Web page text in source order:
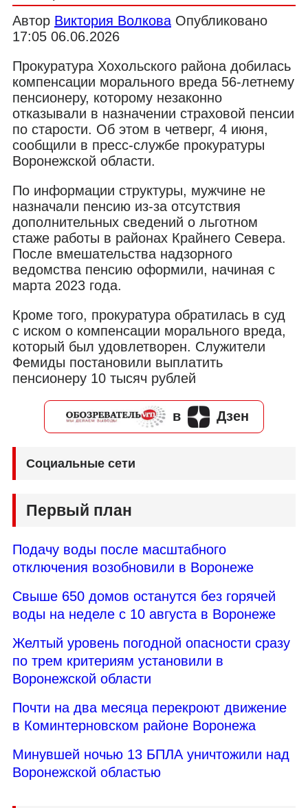
Автор Виктория Волкова Опубликовано
17:05 06.06.2026
Прокуратура Хохольского района добилась
компенсации морального вреда 56-летнему
пенсионеру, которому незаконно
отказывали в назначении страховой пенсии
по старости. Об этом в четверг, 4 июня,
сообщили в пресс-службе прокуратуры
Воронежской области.
По информации структуры, мужчине не
назначали пенсию из-за отсутствия
дополнительных сведений о льготном
стаже работы в районах Крайнего Севера.
После вмешательства надзорного
ведомства пенсию оформили, начиная с
марта 2023 года.
Кроме того, прокуратура обратилась в суд
с иском о компенсации морального вреда,
который был удовлетворен. Служители
Фемиды постановили выплатить
пенсионеру 10 тысяч рублей
в Дзен
Социальные сети
Первый план
Подачу воды после масштабного
отключения возобновили в Воронеже
Свыше 650 домов останутся без горячей
воды на неделе с 10 августа в Воронеже
Желтый уровень погодной опасности сразу
по трем критериям установили в
Воронежской области
Почти на два месяца перекроют движение
в Коминтерновском районе Воронежа
Минувшей ночью 13 БПЛА уничтожили над
Воронежской областью